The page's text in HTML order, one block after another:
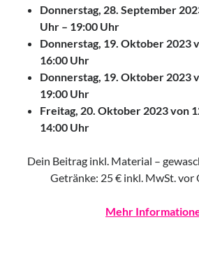
Donnerstag, 28. September
Uhr – 19:00 Uhr
Donnerstag, 19. Oktober 2023
16:00 Uhr
Donnerstag, 19. Oktober 2023
19:00 Uhr
Freitag, 20. Oktober 2023 von
14:00 Uhr
Dein Beitrag inkl. Material –
Getränke: 25 € inkl. MwSt. vor
Mehr